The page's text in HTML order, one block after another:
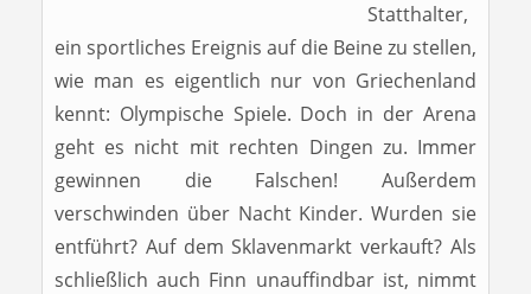
Statthalter,
ein sportliches Ereignis auf die Beine zu stellen,
wie man es eigentlich nur von Griechenland
kennt: Olympische Spiele. Doch in der Arena
geht es nicht mit rechten Dingen zu. Immer
gewinnen die Falschen! Außerdem
verschwinden über Nacht Kinder. Wurden sie
entführt? Auf dem Sklavenmarkt verkauft? Als
schließlich auch Finn unauffindbar ist, nimmt